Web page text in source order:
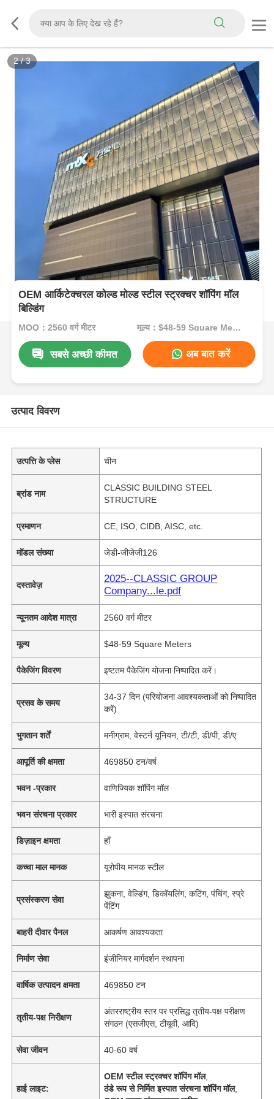
2/3
OEM आर्किटेक्चरल कोल्ड मोल्ड स्टील स्ट्रक्चर शॉपिंग मॉल
बिल्डिंग
MOQ：2560 वर्ग मीटर मूल्य：$48-59 Square Meters
सबसे अच्छी कीमत अब बात करें
उत्पाद विवरण
उत्पत्ति के प्लेस चीन
ब्रांड नाम
CLASSIC BUILDING STEEL
STRUCTURE
प्रमाणन CE, ISO, CIDB, AISC, etc.
मॉडल संख्या जेडी-जीजेजी126
दस्तावेज़
2025--CLASSIC GROUP
Company...le.pdf
न्यूनतम आदेश मात्रा 2560 वर्ग मीटर
मूल्य $48-59 Square Meters
पैकेजिंग विवरण इष्टतम पैकेजिंग योजना निष्पादित करें।
प्रसव के समय
34-37 दिन (परियोजना आवश्यकताओं को निष्पादित
करें)
भुगतान शर्तें मनीग्राम, वेस्टर्न यूनियन, टी/टी, डी/पी, डी/ए
आपूर्ति की क्षमता 469850 टन/वर्ष
भवन -प्रकार वाणिज्यिक शॉपिंग मॉल
भवन संरचना प्रकार भारी इस्पात संरचना
डिज़ाइन क्षमता हाँ
कच्चा माल मानक यूरोपीय मानक स्टील
प्रसंस्करण सेवा
झुकना, वेल्डिंग, डिकॉयलिंग, कटिंग, पंचिंग, स्प्रे
पेंटिंग
बाहरी दीवार पैनल आकर्षण आवश्यकता
निर्माण सेवा इंजीनियर मार्गदर्शन स्थापना
वार्षिक उत्पादन क्षमता 469850 टन
तृतीय-पक्ष निरीक्षण
अंतरराष्ट्रीय स्तर पर प्रसिद्ध तृतीय-पक्ष परीक्षण
संगठन (एसजीएस, टीयूवी, आदि)
सेवा जीवन 40-60 वर्ष
हाई लाइट:
OEM स्टील स्ट्रक्चर शॉपिंग मॉल,
ठंडे रूप से निर्मित इस्पात संरचना शॉपिंग मॉल,